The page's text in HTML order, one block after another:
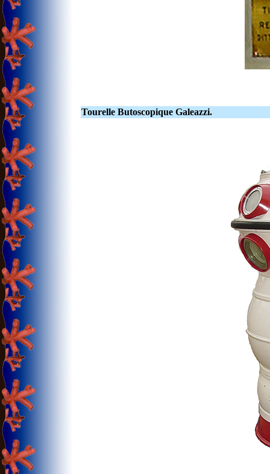
Tourelle Butoscopique Galeazzi.